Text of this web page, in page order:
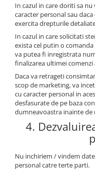
In cazul in care doriti sa
caracter personal sau
exercita drepturile
In cazul in care solicitati
exista cel putin o
va putea fi inregistrata
finalizarea ultimei comenzi
Daca va retrageti
scop de marketing, va
cu caracter personal in
desfasurate de pe baza
dumneavoastra inainte de
4.
Nu inchiriem / vindem
personal catre terte parti.